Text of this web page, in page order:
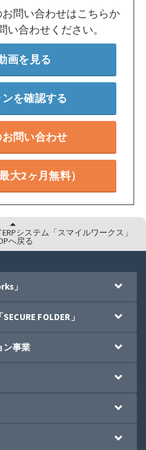
問い合わせはこちらか
い合わせください。
画を見る
を確認する
問い合わせ
大2ヶ月無料）
システム「スマイルワークス」
へ戻る
」
FOLDER」
ン事業